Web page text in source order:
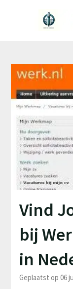
Vind
bij
in
Geplaatst op 06